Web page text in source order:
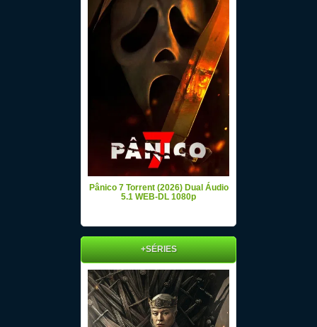
Pânico 7 Torrent (2026) Dual Áudio
5.1 WEB-DL 1080p
+SÉRIES